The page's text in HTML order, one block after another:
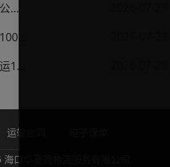
从万宁托运车出岛一千公里，这笔钱该怎么花才不踩坑
儋州车主须知：跨省托运1000公里费用怎么算？
运输合同
口华夏通物流服务有限公司